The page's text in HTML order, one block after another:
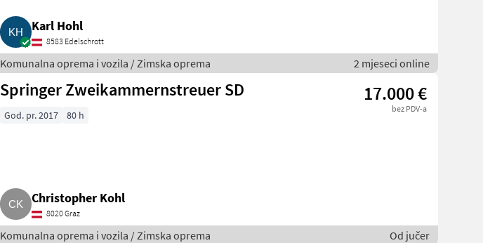
Karl Hohl
8583 Edelschrott
Komunalna oprema i vozila / Zimska oprema 2 mjeseci online
Springer Zweikammernstreuer SD 17.000 €
bez PDV-a
God. pr. 2017 80 h
Christopher Kohl
8020 Graz
Komunalna oprema i vozila / Zimska oprema Od jučer